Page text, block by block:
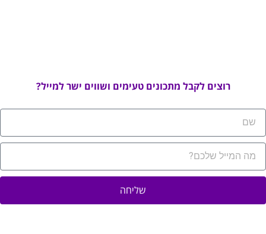
רוצים לקבל מתכונים טעימים ושווים ישר למייל?
שליחה